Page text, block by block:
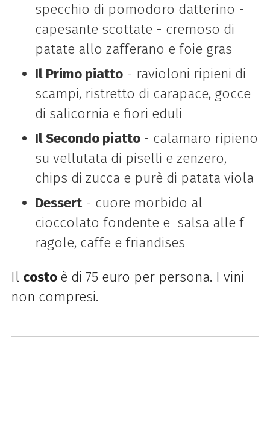
specchio di pomodoro datterino -
capesante scottate - cremoso di
patate allo zafferano e foie gras
Il Primo piatto- ravioloni ripieni di
scampi, ristretto di carapace, gocce
di salicornia e fiori eduli
Il Secondo piatto - calamaro ripieno
su vellutata di piselli e zenzero,
chips di zucca e purè di patata viola
Dessert- cuore morbido al
cioccolato fondente e salsa alle f
ragole, caffe e friandises
Il costo è di 75 euro per persona. I vini
non compresi.